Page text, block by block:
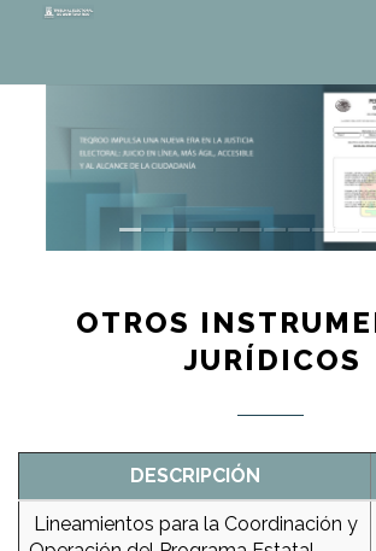
OTROS
JURÍDICOS
DESCRIPCIÓN
Lineamientos para la Coordinación y